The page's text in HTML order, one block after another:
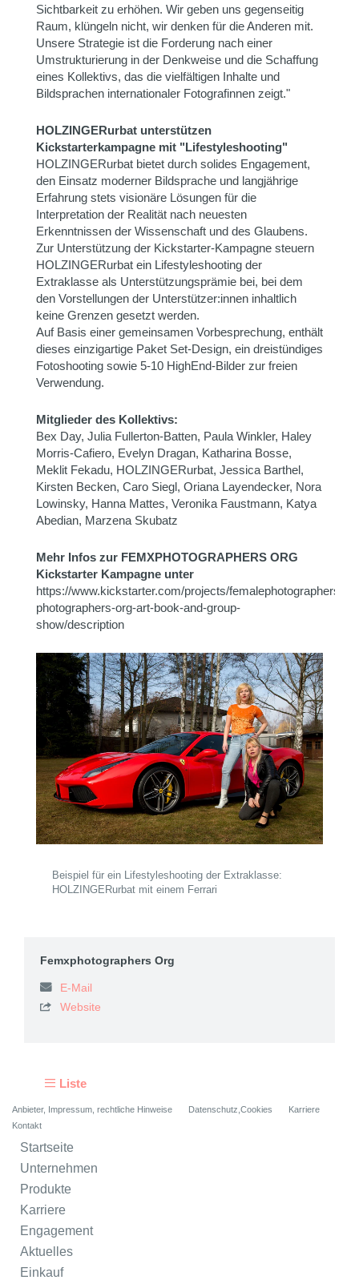
Sichtbarkeit zu erhöhen. Wir geben uns gegenseitig
Raum, klüngeln nicht, wir denken für die Anderen mit.
Unsere Strategie ist die Forderung nach einer
Umstrukturierung in der Denkweise und die Schaffung
eines Kollektivs, das die vielfältigen Inhalte und
Bildsprachen internationaler Fotografinnen zeigt."
HOLZINGERurbat unterstützen
Kickstarterkampagne mit "Lifestyleshooting"
HOLZINGERurbat bietet durch solides Engagement,
den Einsatz moderner Bildsprache und langjährige
Erfahrung stets visionäre Lösungen für die
Interpretation der Realität nach neuesten
Erkenntnissen der Wissenschaft und des Glaubens.
Zur Unterstützung der Kickstarter-Kampagne steuern
HOLZINGERurbat ein Lifestyleshooting der
Extraklasse als Unterstützungsprämie bei, bei dem
den Vorstellungen der Unterstützer:innen inhaltlich
keine Grenzen gesetzt werden.
Auf Basis einer gemeinsamen Vorbesprechung, enthält
dieses einzigartige Paket Set-Design, ein dreistündiges
Fotoshooting sowie 5-10 HighEnd-Bilder zur freien
Verwendung.
Mitglieder des Kollektivs:
Bex Day, Julia Fullerton-Batten, Paula Winkler, Haley
Morris-Cafiero, Evelyn Dragan, Katharina Bosse,
Meklit Fekadu, HOLZINGERurbat, Jessica Barthel,
Kirsten Becken, Caro Siegl, Oriana Layendecker, Nora
Lowinsky, Hanna Mattes, Veronika Faustmann, Katya
Abedian, Marzena Skubatz
Mehr Infos zur FEMXPHOTOGRAPHERS ORG
Kickstarter Kampagne unter
https://www.kickstarter.com/projects/femalephotographers/
photographers-org-art-book-and-group-
show/description
Beispiel für ein Lifestyleshooting der Extraklasse:
HOLZINGERurbat mit einem Ferrari
Femxphotographers Org
E-Mail
 Website
Liste
Anbieter, Impressum, rechtliche Hinweise Datenschutz,Cookies
Karriere
Kontakt
Startseite
Unternehmen
Produkte
Karriere
Engagement
Aktuelles
Einkauf